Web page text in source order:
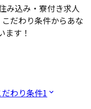
み込み・寮付き求人
だわり条件からあな
ます！
だわり条件1